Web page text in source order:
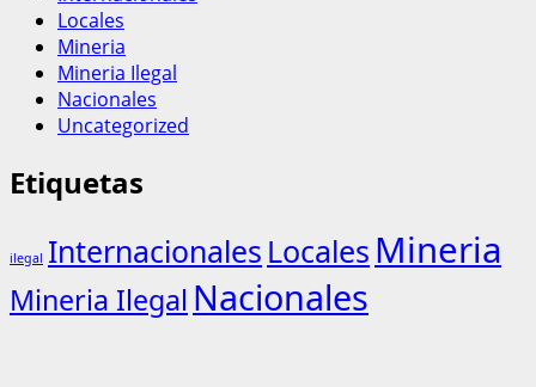
Locales
Mineria
Mineria Ilegal
Nacionales
Uncategorized
Etiquetas
ilegal Internacionales Locales Mineria
Mineria Ilegal Nacionales